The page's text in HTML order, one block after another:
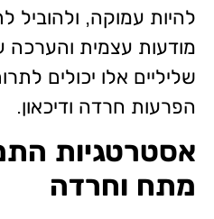
להיות עמוקה, ולהוביל
מודעות עצמית והערכה
שליליים אלו יכולים
הפרעות חרדה ודיכאון.
אסטרטגיות
מתח וחרדה